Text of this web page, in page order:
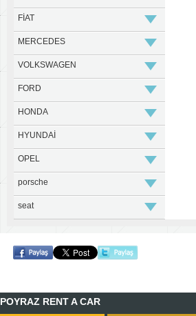
FİAT
MERCEDES
VOLKSWAGEN
FORD
HONDA
HYUNDAİ
OPEL
porsche
seat
POYRAZ RENT A CAR